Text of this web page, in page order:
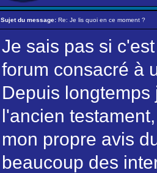
Sujet du message: Re: Je lis quoi en ce moment ?
Je sais pas si
forum consacré à
Depuis
l'ancien
mon propre avis
beaucoup des